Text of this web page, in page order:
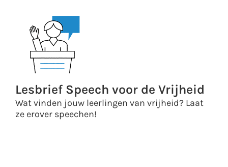
Lesbrief Speech voor de Vrijheid
Wat vinden jouw leerlingen van vrijheid? Laat
ze erover speechen!